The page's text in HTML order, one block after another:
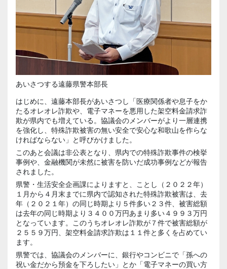
あいさつする遠藤県警本部長
はじめに、遠藤本部長があいさつし「医療関係者や息子をか
たるオレオレ詐欺や、電子マネーを悪用した架空料金請求詐
欺が県内でも増えている。協議会のメンバーがより一層連携
を強化し、特殊詐欺被害の無い安全で安心な和歌山を作らな
ければならない」と呼びかけました。
このあと会議は非公表となり、県内での特殊詐欺事件の検挙
事例や、金融機関が未然に被害を防いだ成功事例などが報告
されました。
県警・生活安全企画課によりますと、ことし（２０２２年）
１月から４月末までに県内で認知された特殊詐欺被害は、去
年（２０２１年）の同じ時期より５件多い２３件、被害総額
は去年の同じ時期より３４００万円あまり多い４９９３万円
となっています。このうちオレオレ詐欺が７件で被害総額が
２５５９万円、架空料金請求詐欺は１１件と多くを占めてい
ます。
県警では、協議会のメンバーに、銀行やコンビニで「孫への
祝い金だから預金を下ろしたい」とか「電子マネーの買い方